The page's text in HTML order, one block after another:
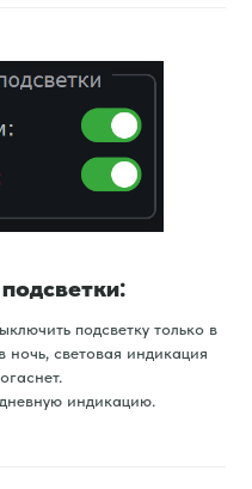
подсветку только в
световая индикация
индикацию.